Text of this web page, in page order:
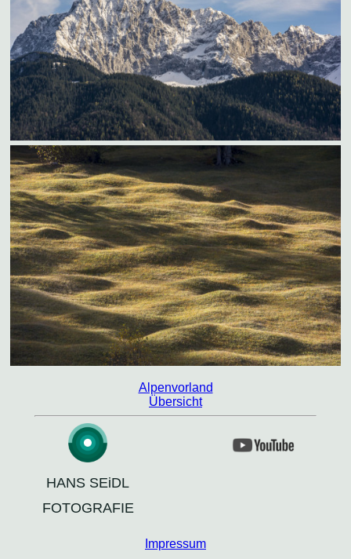
Alpenvorland
Übersicht
HANS SEiDL
FOTOGRAFIE
Impressum